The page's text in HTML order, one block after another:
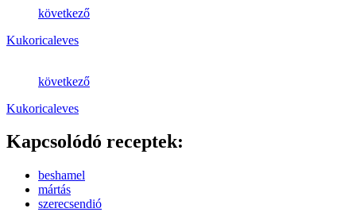
következő
Kukoricaleves
következő
Kukoricaleves
Kapcsolódó receptek:
beshamel
mártás
szerecsendió